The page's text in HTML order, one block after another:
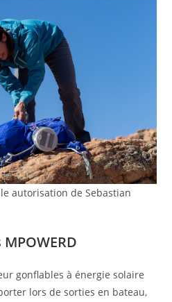
autorisation de Sebastian
gonflables à énergie solaire
lors de sorties en bateau,